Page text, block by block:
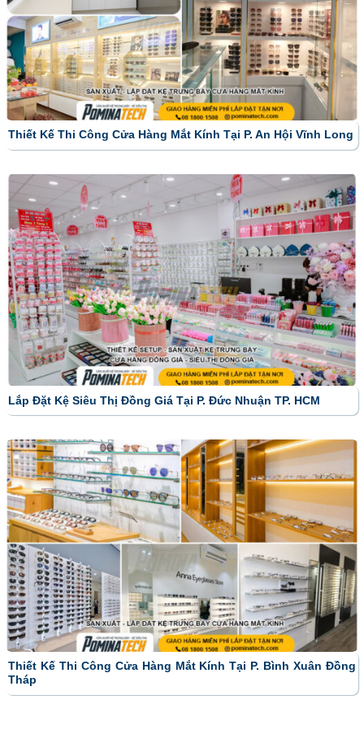
Thiết Kế Thi Công Cửa Hàng Mắt Kính Tại P. An Hội Vĩnh Long
Lắp Đặt Kệ Siêu Thị Đồng Giá Tại P. Đức Nhuận TP. HCM
Thiết Kế Thi Công Cửa Hàng Mắt Kính Tại P. Bình Xuân Đồng
Tháp